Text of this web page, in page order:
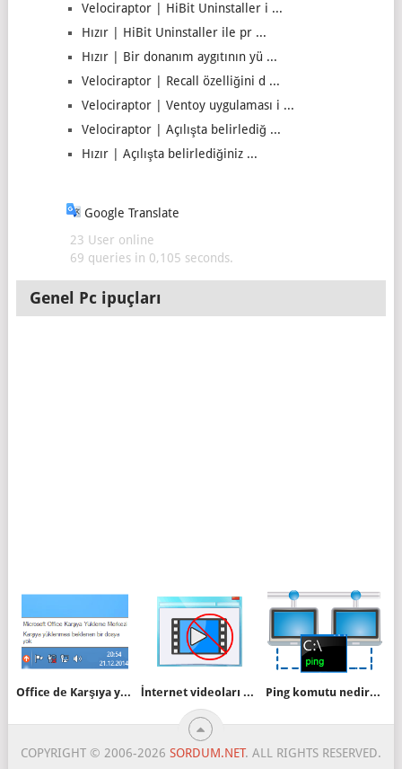
Velociraptor | HiBit Uninstaller i ...
Hızır | HiBit Uninstaller ile pr ...
Hızır | Bir donanım aygıtının yü ...
Velociraptor | Recall özelliğini d ...
Velociraptor | Ventoy uygulaması i ...
Velociraptor | Açılışta belirlediğ ...
Hızır | Açılışta belirlediğiniz ...
Google Translate
23 User online
69 queries in 0,105 seconds.
Genel Pc ipuçları
Office de Karşıya yükleme merkezini kapatalım İnternet videoları otomatik olarak oynamasın Ping komutu nedir nasıl kullanılır
COPYRIGHT © 2006-2026 SORDUM.NET. ALL RIGHTS RESERVED.